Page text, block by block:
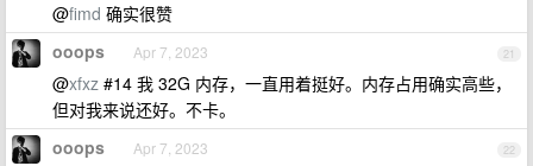
@fimd 确实很赞
21
ooops Apr 7, 2023
@xfxz #14 我 32G 内存，一直用着挺好。内存占用确实高些，
但对我来说还好。不卡。
22
ooops Apr 7, 2023